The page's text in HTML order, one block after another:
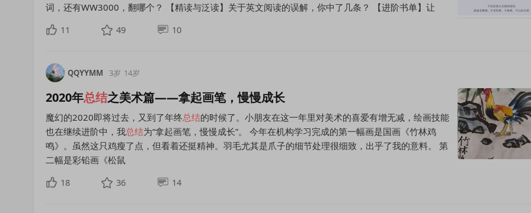
词，还有WW3000，翻哪个？ 【精读与泛读】关于英文阅读的误解，你中了几条？ 【进阶书单】让
11
49 10
QQYYMM 3岁 14岁
2020年总结之美术篇——拿起画笔，慢慢成长
魔幻的2020即将过去，又到了年终总结的时候了。小朋友在这一年里对美术的喜爱有增无减，绘画技能
也在继续进阶中，我总结为“拿起画笔，慢慢成长”。 今年在机构学习完成的第一幅画是国画《竹林鸡
鸣》。虽然这只鸡瘦了点，但看着还挺精神。羽毛尤其是爪子的细节处理很细致，出乎了我的意料。 第
二幅是彩铅画《松鼠
18
36 14